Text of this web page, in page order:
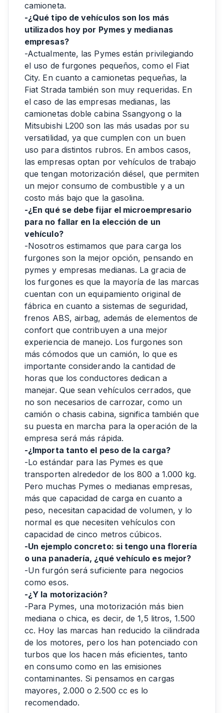
camioneta.
-¿Qué tipo de vehículos son los más
utilizados hoy por Pymes y medianas
empresas?
-Actualmente, las Pymes están privilegiando
el uso de furgones pequeños, como el Fiat
City. En cuanto a camionetas pequeñas, la
Fiat Strada también son muy requeridas. En
el caso de las empresas medianas, las
camionetas doble cabina Ssangyong o la
Mitsubishi L200 son las más usadas por su
versatilidad, ya que cumplen con un buen
uso para distintos rubros. En ambos casos,
las empresas optan por vehículos de trabajo
que tengan motorización diésel, que permiten
un mejor consumo de combustible y a un
costo más bajo que la gasolina.
-¿En qué se debe fijar el microempresario
para no fallar en la elección de un
vehículo?
-Nosotros estimamos que para carga los
furgones son la mejor opción, pensando en
pymes y empresas medianas. La gracia de
los furgones es que la mayoría de las marcas
cuentan con un equipamiento original de
fábrica en cuanto a sistemas de seguridad,
frenos ABS, airbag, además de elementos de
confort que contribuyen a una mejor
experiencia de manejo. Los furgones son
más cómodos que un camión, lo que es
importante considerando la cantidad de
horas que los conductores dedican a
manejar. Que sean vehículos cerrados, que
no son necesarios de carrozar, como un
camión o chasis cabina, significa también que
su puesta en marcha para la operación de la
empresa será más rápida.
-¿Importa tanto el peso de la carga?
-Lo estándar para las Pymes es que
transporten alrededor de los 800 a 1.000 kg.
Pero muchas Pymes o medianas empresas,
más que capacidad de carga en cuanto a
peso, necesitan capacidad de volumen, y lo
normal es que necesiten vehículos con
capacidad de cinco metros cúbicos.
-Un ejemplo concreto: si tengo una florería
o una panadería, ¿qué vehículo es mejor?
-Un furgón será suficiente para negocios
como esos.
-¿Y la motorización?
-Para Pymes, una motorización más bien
mediana o chica, es decir, de 1,5 litros, 1.500
cc. Hoy las marcas han reducido la cilindrada
de los motores, pero los han potenciado con
turbos que los hacen más eficientes, tanto
en consumo como en las emisiones
contaminantes. Si pensamos en cargas
mayores, 2.000 o 2.500 cc es lo
recomendado.